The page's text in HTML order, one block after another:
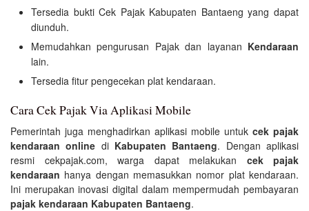
Tersedia bukti Cek Pajak Kabupaten Bantaeng yang dapat
diunduh.
Memudahkan pengurusan Pajak dan layanan Kendaraan
lain.
Tersedia fitur pengecekan plat kendaraan.
Cara Cek Pajak Via Aplikasi Mobile
Pemerintah juga menghadirkan aplikasi mobile untuk cek pajak
kendaraan online di Kabupaten Bantaeng. Dengan aplikasi
resmi cekpajak.com, warga dapat melakukan cek pajak
kendaraan hanya dengan memasukkan nomor plat kendaraan.
Ini merupakan inovasi digital dalam mempermudah pembayaran
pajak kendaraan Kabupaten Bantaeng.